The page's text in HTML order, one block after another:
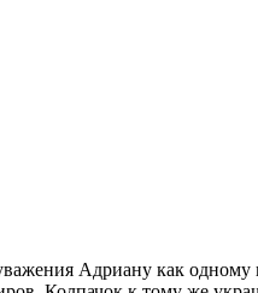
Адриану как одному